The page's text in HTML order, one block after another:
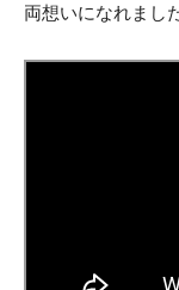
両想いになれまし